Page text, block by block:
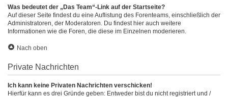
Was bedeutet der „Das Team“-Link auf der Startseite?
Auf dieser Seite findest du eine Auflistung des Forenteams, einschließlich der
Administratoren, der Moderatoren. Du findest hier auch weitere
Informationen wie die Foren, die diese im Einzelnen moderieren.
Nach oben
Private Nachrichten
Ich kann keine Privaten Nachrichten verschicken!
Hierfür kann es drei Gründe geben: Entweder bist du nicht registriert und /